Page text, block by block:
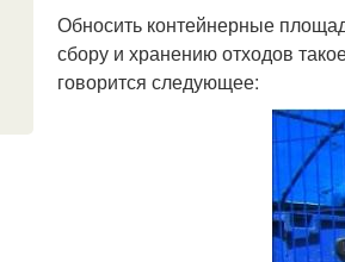
Обносить контейнерные
сбору и хранению отходов
говорится следующее: